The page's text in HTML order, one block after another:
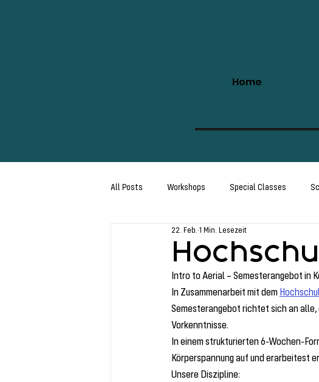
Home
All Posts Workshops Special Classes
Kids & Teens Starter Program
22. Feb. 1 Min. Lesezeit
Intro to Aerial – Semesterangebot in
In Zusammenarbeit mit dem
Semesterangebot richtet sich an
Vorkenntnisse.
In einem strukturierten 6-Wochen-
Körperspannung auf und erarbeitest
Unsere Diszipline: